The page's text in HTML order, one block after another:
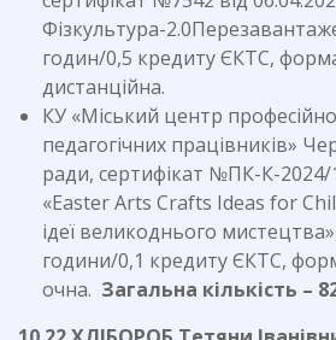
Фізкультура-
годин/0,5 кредиту ЄКТС,
дистанційна.
КУ «Міський центр
педагогічних працівників»
ради, сертифікат №ПК-К-2024/
«Easter Arts Crafts Ideas for
ідеї великоднього
години/0,1 кредиту ЄКТС,
очна. Загальна кількість –